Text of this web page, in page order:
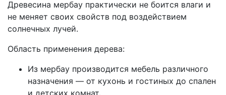
Древесина мербау практически не боится влаги и
не меняет своих свойств под воздействием
солнечных лучей.
Область применения дерева:
Из мербау производится мебель различного
назначения — от кухонь и гостиных до спален
и детских комнат.